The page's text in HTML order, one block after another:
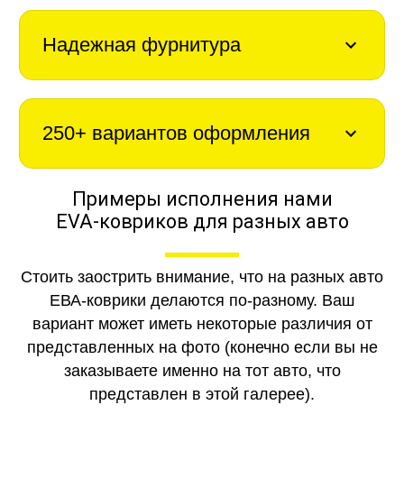
Надежная фурнитура
250+ вариантов оформления
Примеры исполнения нами
EVA-ковриков для разных авто
Стоить заострить внимание, что на разных авто
ЕВА-коврики делаются по-разному. Ваш
вариант может иметь некоторые различия от
представленных на фото (конечно если вы не
заказываете именно на тот авто, что
представлен в этой галерее).